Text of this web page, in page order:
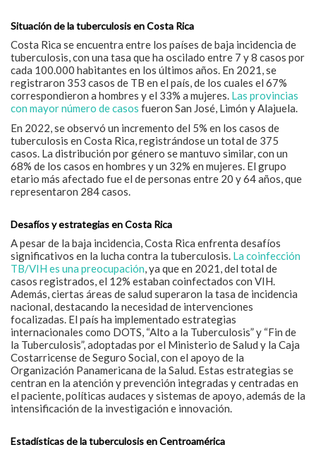
Situación de la tuberculosis en Costa Rica
Costa Rica se encuentra entre los países de baja incidencia de
tuberculosis, con una tasa que ha oscilado entre 7 y 8 casos por
cada 100.000 habitantes en los últimos años. En 2021, se
registraron 353 casos de TB en el país, de los cuales el 67%
correspondieron a hombres y el 33% a mujeres. Las provincias
con mayor número de casos fueron San José, Limón y Alajuela.
En 2022, se observó un incremento del 5% en los casos de
tuberculosis en Costa Rica, registrándose un total de 375
casos. La distribución por género se mantuvo similar, con un
68% de los casos en hombres y un 32% en mujeres. El grupo
etario más afectado fue el de personas entre 20 y 64 años, que
representaron 284 casos.
Desafíos y estrategias en Costa Rica
A pesar de la baja incidencia, Costa Rica enfrenta desafíos
significativos en la lucha contra la tuberculosis. La coinfección
TB/VIH es una preocupación, ya que en 2021, del total de
casos registrados, el 12% estaban coinfectados con VIH.
Además, ciertas áreas de salud superaron la tasa de incidencia
nacional, destacando la necesidad de intervenciones
focalizadas. El país ha implementado estrategias
internacionales como DOTS, “Alto a la Tuberculosis” y “Fin de
la Tuberculosis”, adoptadas por el Ministerio de Salud y la Caja
Costarricense de Seguro Social, con el apoyo de la
Organización Panamericana de la Salud. Estas estrategias se
centran en la atención y prevención integradas y centradas en
el paciente, políticas audaces y sistemas de apoyo, además de la
intensificación de la investigación e innovación.​
Estadísticas de la tuberculosis en Centroamérica